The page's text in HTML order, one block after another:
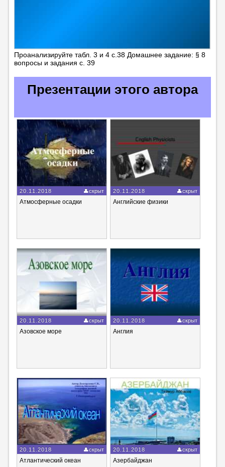
Проанализируйте табл. 3 и 4 с.38 Домашнее задание: § 8
вопросы и задания с. 39
Презентации этого автора
20.11.2018 скрыт
Атмосферные осадки
20.11.2018 скрыт
Английские физики
20.11.2018 скрыт
Азовское море
20.11.2018 скрыт
Англия
20.11.2018 скрыт
Атлантический океан
20.11.2018 скрыт
Азербайджан